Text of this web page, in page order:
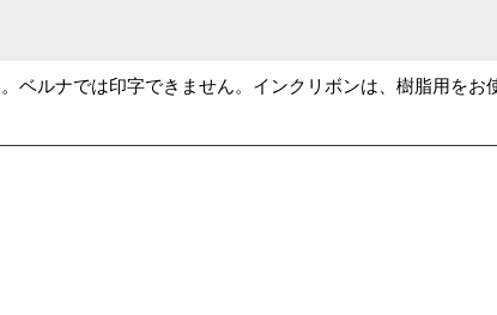
ベルナでは印字できません。インクリボンは、樹脂用をお